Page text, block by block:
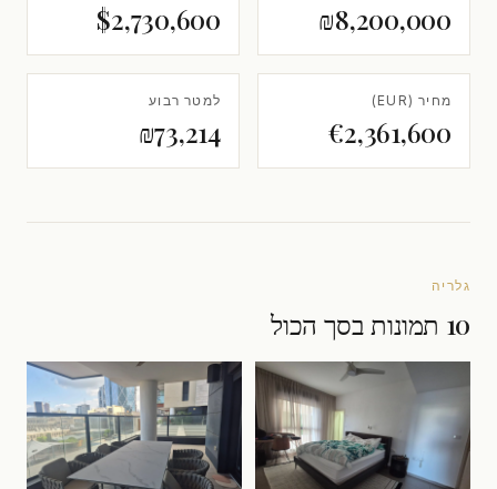
₪8,200,000
$2,730,600
מחיר (EUR)
€2,361,600
למטר רבוע
₪73,214
גלריה
10 תמונות בסך הכול